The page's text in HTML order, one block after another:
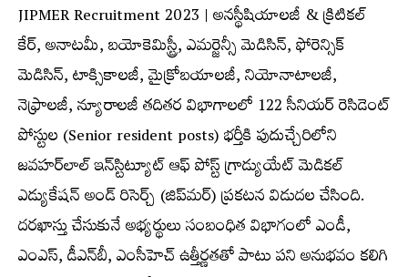
JIPMER Recruitment 2023 |అనస్థీషియాలజీ & క్రిటికల్
కేర్, అనాటమీ, బయోకెమిస్ట్రీ, ఎమర్జెన్సీ మెడిసిన్, ఫోరెన్సిక్
మెడిసిన్, టాక్సికాలజీ, మైక్రోబయాలజీ, నియోనాటాలజీ,
నెఫ్రాలజీ, న్యూరాలజీ త‌దిత‌ర విభాగాల‌లో 122 సీనియర్ రెసిడెంట్
పోస్టుల (Senior resident posts) భ‌ర్తీకి పుదుచ్చేరిలోని
జవహర్‌లాల్‌ ఇన్‌స్టిట్యూట్‌ ఆఫ్‌ పోస్ట్ గ్రాడ్యుయేట్‌ మెడికల్‌
ఎడ్యుకేషన్‌ అండ్‌ రిసెర్చ్ (జిప్‌మర్‌) ప్ర‌క‌ట‌న విడుద‌ల చేసింది.
ద‌ర‌ఖాస్తు చేసుకునే అభ్య‌ర్థులు సంబంధిత విభాగంలో ఎండీ,
ఎంఎస్‌, డీఎన్‌బీ, ఎంసీహెచ్‌ ఉత్తీర్ణత‌తో పాటు ప‌ని అనుభ‌వం క‌లిగి